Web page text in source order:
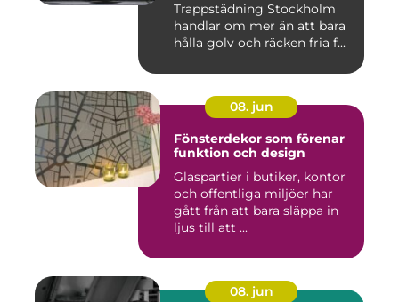
Trappstädning Stockholm
handlar om mer än att bara
hålla golv och räcken fria f...
08. jun
Fönsterdekor som förenar
funktion och design
Glaspartier i butiker, kontor
och offentliga miljöer har
gått från att bara släppa in
ljus till att ...
08. jun